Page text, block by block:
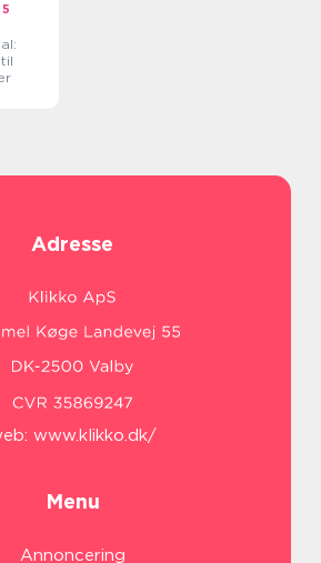
Adresse
www.klikko.dk/
Menu
Annoncering